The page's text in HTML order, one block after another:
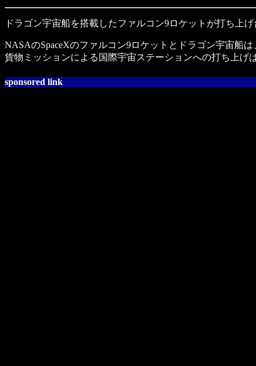
ドラゴン宇宙船を搭載したファルコン9ロケットが打ち上
NASAのSpaceXのファルコン9ロケットとドラゴン宇宙船
貨物ミッションによる国際宇宙ステーションへの打ち上げ
sponsored link